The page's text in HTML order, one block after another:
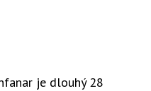
je dlouhý 28